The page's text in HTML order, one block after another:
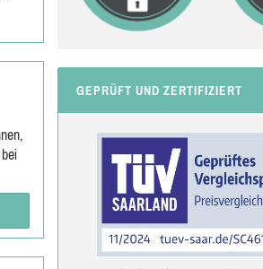
GEPRÜFT UND ZERTIFIZIERT